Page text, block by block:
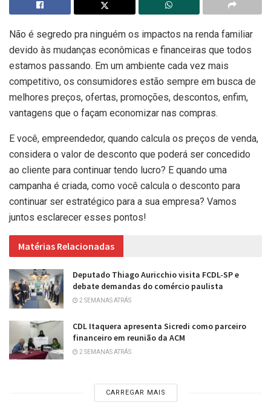
Não é segredo pra ninguém os impactos na renda familiar
devido às mudanças econômicas e financeiras que todos
estamos passando. Em um ambiente cada vez mais
competitivo, os consumidores estão sempre em busca de
melhores preços, ofertas, promoções, descontos, enfim,
vantagens que o façam economizar nas compras.
E você, empreendedor, quando calcula os preços de venda,
considera o valor de desconto que poderá ser concedido
ao cliente para continuar tendo lucro? E quando uma
campanha é criada, como você calcula o desconto para
continuar ser estratégico para a sua empresa? Vamos
juntos esclarecer esses pontos!
Matérias Relacionadas
Deputado Thiago Auricchio visita FCDL-SP e
debate demandas do comércio paulista
2 SEMANAS ATRÁS
CDL Itaquera apresenta Sicredi como parceiro
financeiro em reunião da ACM
2 SEMANAS ATRÁS
CARREGAR MAIS